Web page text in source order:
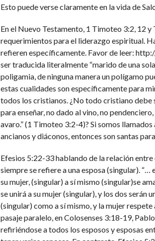
Esto puede verse claramente en la vida de
En el Nuevo Testamento, 1 Timoteo 3:2, 12 y
requerimientos para el liderazgo espiritual.
refieren específicamente. Favor de leer:
ser traducida literalmente “marido de una
poligamia, de ninguna manera un polígamo
estas cualidades son específicamente para
todos los cristianos. ¿No todo cristiano
para enseñar, no dado al vino, no
avaro.” (1 Timoteo 3:2-4)? Si somos
ancianos y diáconos, entonces son santas
Efesios 5:22-33 hablando de la relación
siempre se refiere a una esposa (singular).
su mujer, (singular) a sí mismo (singular)se
se unirá a su mujer (singular), y los dos serán
(singular) como a sí mismo, y la mujer
pasaje paralelo, en Colosenses 3:18-19,
refiriéndose a todos los esposos y esposas